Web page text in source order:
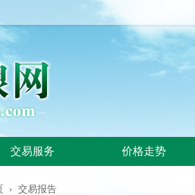
交易服务 价格走势
› 交易报告